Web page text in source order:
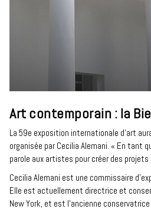
Art contemporain : la
La 59e exposition internationale d'art
organisée par Cecilia Alemani. « En tant
parole aux artistes pour créer des
Cecilia Alemani est une commissaire
Elle est actuellement directrice et
New York, et est l'ancienne